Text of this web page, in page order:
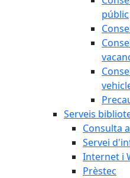
públic
Serveis
Consulta
Servei
Internet i
Prèstec